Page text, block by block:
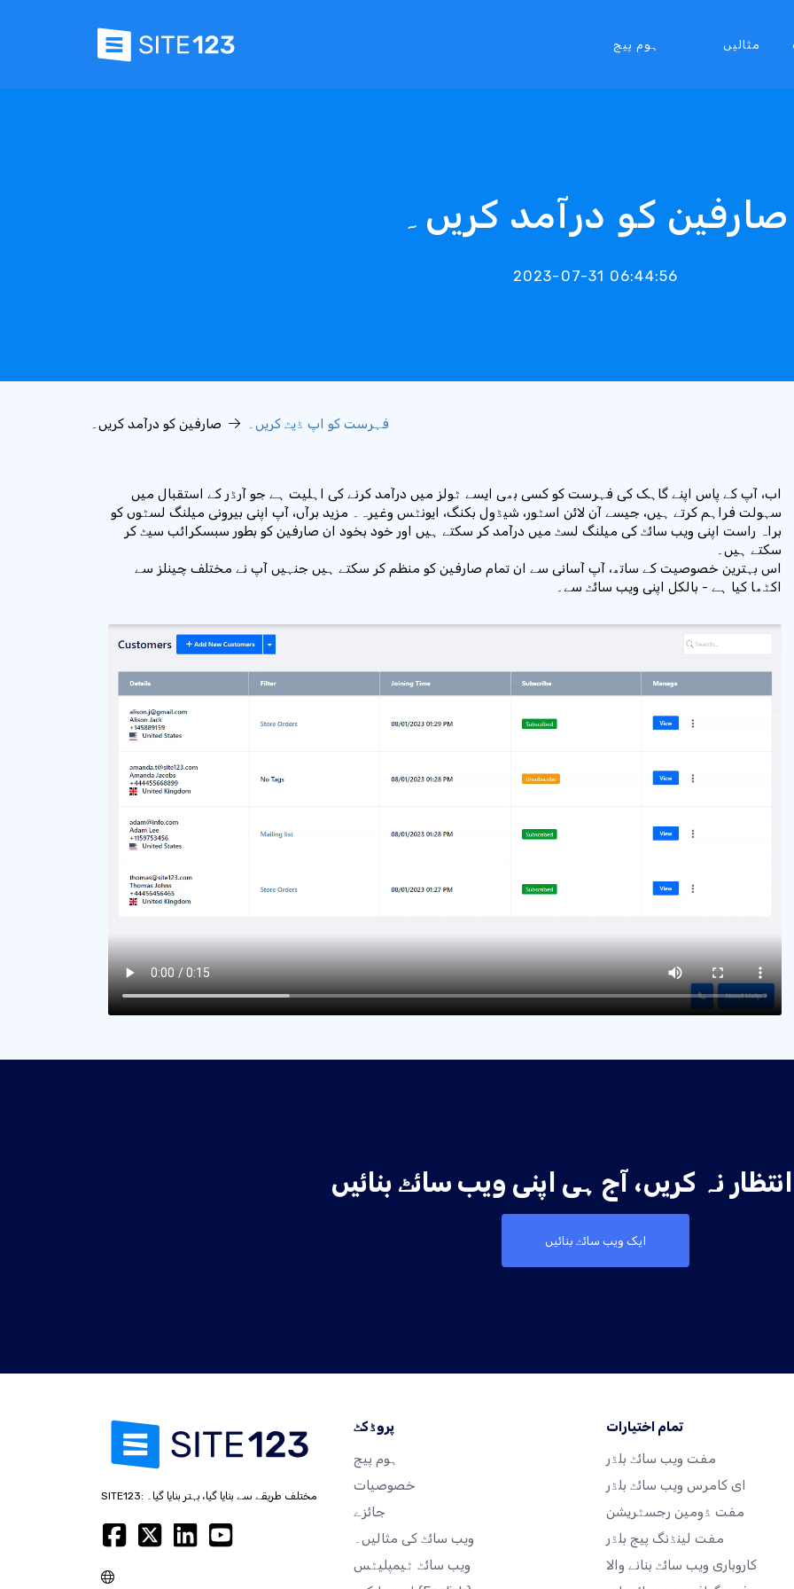
ہوم پیج مثالیں
صارفین کو درآمد کریں۔
2023-07-31 06:44:56
فہرست کو اپ ڈیٹ کریں۔ صارفین کو درآمد کریں۔
اب، آپ کے پاس اپنے گاہک کی فہرست کو کسی بھی ایسے ٹولز میں درآمد کرنے کی اہلیت ہے جو آرڈر کے استقبال میں
سہولت فراہم کرتے ہیں، جیسے آن لائن اسٹور، شیڈول بکنگ، ایونٹس وغیرہ۔ مزید برآں، آپ اپنی بیرونی میلنگ لسٹوں کو
براہ راست اپنی ویب سائٹ کی میلنگ لسٹ میں درآمد کر سکتے ہیں اور خود بخود ان صارفین کو بطور سبسکرائب سیٹ کر
سکتے ہیں۔
اس بہترین خصوصیت کے ساتھ، آپ آسانی سے ان تمام صارفین کو منظم کر سکتے ہیں جنہیں آپ نے مختلف چینلز سے
اکٹھا کیا ہے - بالکل اپنی ویب سائٹ سے۔
ایک ویب سائٹ بنائیں
SITE123: مختلف طریقے سے بنایا گیا، بہتر بنایا گیا۔
پروڈکٹ
ہوم پیج
خصوصیات
جائزے
ویب سائٹ کی مثالیں۔
ویب سائٹ ٹیمپلیٹس
تمام اختیارات
مفت ویب سائٹ بلڈر
ای کامرس ویب سائٹ بلڈر
مفت ڈومین رجسٹریشن
مفت لینڈنگ پیج بلڈر
کاروباری ویب سائٹ بنانے والا